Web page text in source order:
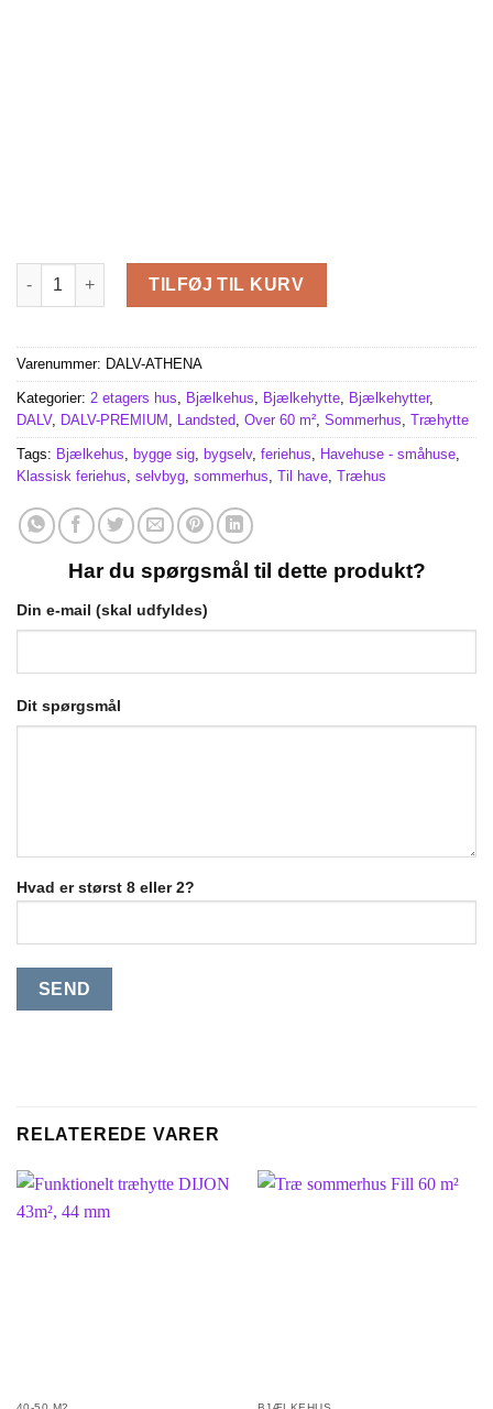
Athena (87 m² + 19 m² terrasse +10 m² balkon) antal
TILFØJ TIL KURV
Varenummer: DALV-ATHENA
Kategorier: 2 etagers hus, Bjælkehus, Bjælkehytte, Bjælkehytter,
DALV, DALV-PREMIUM , Landsted, Over 60 m², Sommerhus, Træhytte
Tags: Bjælkehus, bygge sig, bygselv, feriehus, Havehuse - småhuse,
Klassisk feriehus, selvbyg, sommerhus, Til have, Træhus
Har du spørgsmål til dette produkt?
Din e-mail (skal udfyldes)
Dit spørgsmål
Hvad er størst 8 eller 2?
RELATEREDE VARER